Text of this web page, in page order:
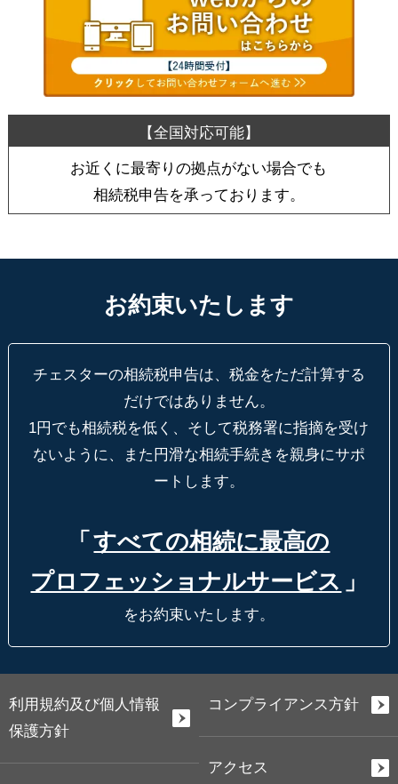
お近くに最寄りの拠点がない場合でも
相続税申告を承っております。
お約束いたします
チェスターの相続税申告は、税金をただ計算する
だけではありません。
1円でも相続税を低く、そして税務署に指摘を受け
ないように、
また円滑な相続手続きを親身にサポ
ートします。
「 すべての相続に最高の
プロフェッショナルサービス 」
をお約束いたします。
利用規約及び個人情報
保護方針
コンプライアンス方針
アクセス